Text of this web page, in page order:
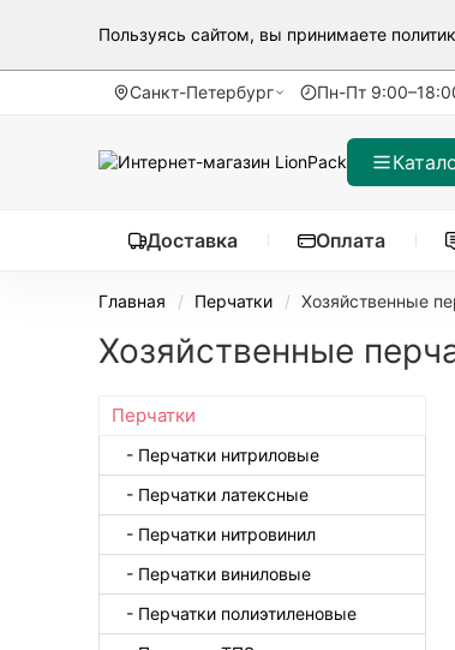
Пользуясь сайтом, вы принимаете
Санкт-Петербург Пн-Пт
Доставка Оплата
Главная Перчатки Хозяйственные
Хозяйственные
Перчатки
- Перчатки нитриловые
- Перчатки латексные
- Перчатки нитровинил
- Перчатки виниловые
- Перчатки полиэтиленовые